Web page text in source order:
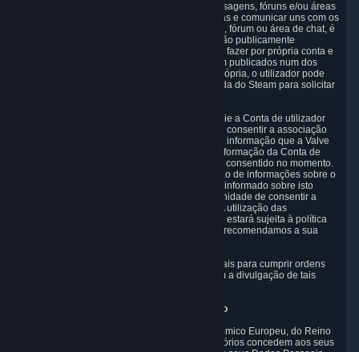
5.5 A comunidade Steam inclui painéis de mensagens, fóruns e/ou áreas
de chat onde os utilizadores podem trocar ideias e comunicar uns com os
outros. Ao publicar uma mensagem num painel, fórum ou área de chat, é
preciso ter em atenção que as informações estão publicamente
disponíveis online, pelo que o utilizador o deve fazer por própria conta e
risco. Se os Dados Pessoais do utilizador forem publicados num dos
fóruns da nossa comunidade contra vontade própria, o utilizador pode
utilizar a função de denúncia na página de ajuda do Steam para solicitar
5.6 A Valve pode permitir que o utilizador associe a Conta de utilizador
Steam a uma conta de terceiros. Se o utilizador consentir a associação
entre contas, a Valve pode recolher e combinar informação que a Valve
esteja autorizada a receber de terceiros com informação da Conta de
utilizador Steam ao nível que o utilizador tenha consentido no momento.
Se a associação das contas exigir a transmissão de informações sobre o
utilizador da Valve a terceiros, o utilizador será informado sobre isto
antes da associação e ser-lhe-á dada a oportunidade de consentir a
associação e a transmissão das informações. A utilização das
informações do utilizador por parte de terceiros estará sujeita à política
de privacidade do terceiro em causa, pelo que recomendamos a sua
5.7 A Valve poderá disponibilizar Dados Pessoais para cumprir ordens
judiciais ou leis e regulamentos que nos exijam a divulgação de tais
6. Os seus direitos e mecanismos de controlo
As leis de proteção de dados do Espaço Económico Europeu, do Reino
Unido, da Suíça, da Califórnia e de outros territórios concedem aos seus